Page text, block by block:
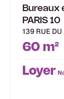
Bureaux
PARIS 10
139 RUE DU
60 m²
Loyer